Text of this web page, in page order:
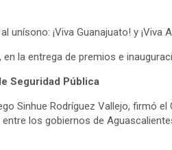
unísono: ¡Viva Guanajuato! y ¡Viva
la entrega de premios e
Seguridad Pública
Sinhue Rodríguez Vallejo, firmó
los gobiernos de